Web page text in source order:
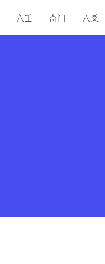
六壬 奇门 六爻